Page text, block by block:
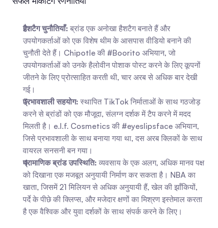
हैशटैग चुनौतियाँ: ब्रांड एक अनोखा हैशटैग बनाते हैं और
उपयोगकर्ताओं को एक विशेष थीम के आसपास वीडियो बनाने की
चुनौती देते हैं। Chipotle की #Boorito अभियान, जो
उपयोगकर्ताओं को उनके हैलोवीन पोशाक पोस्ट करने के लिए कूपनों
जीतने के लिए प्रोत्साहित करती थी, चार अरब से अधिक बार देखी
गई।
प्रभावशाली सहयोग: स्थापित TikTok निर्माताओं के साथ गठजोड़
करने से ब्रांडों को एक मौजूदा, संलग्न दर्शक में टैप करने में मदद
मिलती है। e.l.f. Cosmetics की #eyeslipsface अभियान,
जिसे प्रभावशाली के साथ बनाया गया था, दस अरब क्लिकों के साथ
वायरल सनसनी बन गया।
प्रामाणिक ब्रांड उपस्थिति: व्यवसाय के एक अलग, अधिक मानव पक्ष
को दिखाना एक मजबूत अनुयायी निर्माण कर सकता है। NBA का
खाता, जिसमें 21 मिलियन से अधिक अनुयायी हैं, खेल की झाँकियों,
पर्दे के पीछे की क्लिप्स, और मजेदार क्षणों का मिश्रण इस्तेमाल करता
है एक वैश्विक और युवा दर्शकों के साथ संपर्क करने के लिए।